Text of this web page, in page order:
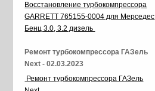
Восстановление турбокомпрессора
GARRETT 765155-0004 для Мерседес
Бенц 3.0, 3.2 дизель
Ремонт турбокомпрессора ГАЗель
Next - 02.03.2023
Ремонт турбокомпрессора ГАЗель